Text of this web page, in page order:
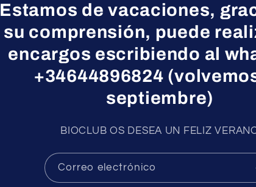
Estamos de vacaciones,
su comprensión, puede
encargos escribiendo al
+34644896824
septiembre)
BIOCLUB OS DESEA UN FELIZ
Correo electrónico